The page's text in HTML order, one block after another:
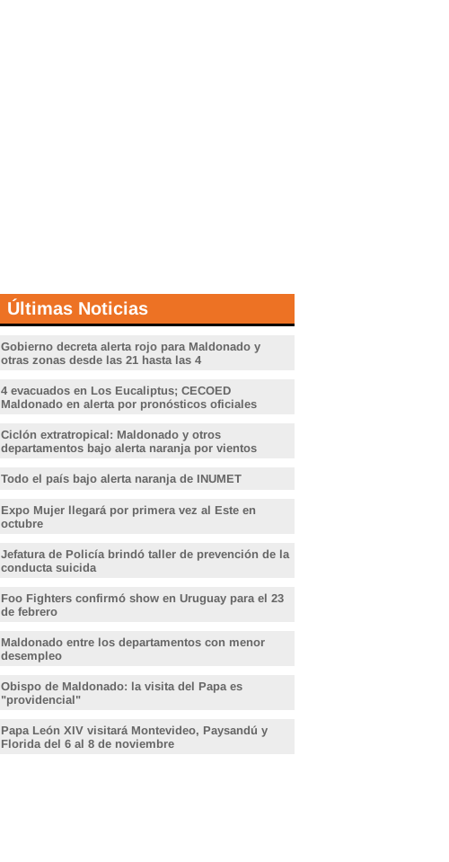
Últimas Noticias
Gobierno decreta alerta rojo para Maldonado y
otras zonas desde las 21 hasta las 4
4 evacuados en Los Eucaliptus; CECOED
Maldonado en alerta por pronósticos oficiales
Ciclón extratropical: Maldonado y otros
departamentos bajo alerta naranja por vientos
Todo el país bajo alerta naranja de INUMET
Expo Mujer llegará por primera vez al Este en
octubre
Jefatura de Policía brindó taller de prevención de la
conducta suicida
Foo Fighters confirmó show en Uruguay para el 23
de febrero
Maldonado entre los departamentos con menor
desempleo
Obispo de Maldonado: la visita del Papa es
"providencial"
Papa León XIV visitará Montevideo, Paysandú y
Florida del 6 al 8 de noviembre